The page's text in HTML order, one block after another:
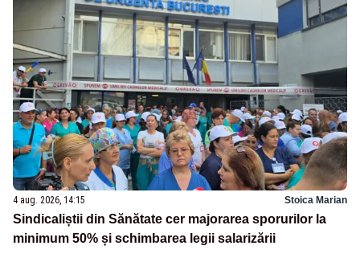
4 aug. 2026, 14:15 Stoica Marian
Sindicaliștii din Sănătate cer majorarea sporurilor la
minimum 50% și schimbarea legii salarizării